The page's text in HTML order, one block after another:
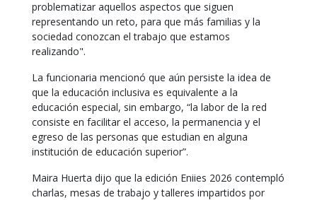
problematizar aquellos aspectos que siguen
representando un reto, para que más familias y la
sociedad conozcan el trabajo que estamos
realizando".
La funcionaria mencionó que aún persiste la idea de
que la educación inclusiva es equivalente a la
educación especial, sin embargo, “la labor de la red
consiste en facilitar el acceso, la permanencia y el
egreso de las personas que estudian en alguna
institución de educación superior”.
Maira Huerta dijo que la edición Eniies 2026 contempló
charlas, mesas de trabajo y talleres impartidos por